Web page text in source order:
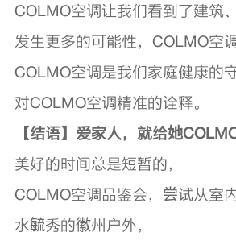
COLMO空调让我们看到了建筑
发生更多的可能性，COLMO空
COLMO空调是我们家庭健康的
对COLMO空调精准的诠释。
【结语】爱家人，就给她
美好的时间总是短暂的，
COLMO空调品鉴会，尝试从室
水毓秀的徽州户外，